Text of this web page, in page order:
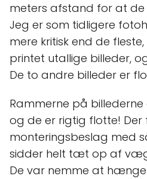
meters afstand for at
Jeg er som tidligere
mere kritisk end de
printet utallige billeder,
De to andre billeder er
Rammerne på billederne
og de er rigtig flotte! Der
monteringsbeslag med
sidder helt tæt op af
De var nemme at